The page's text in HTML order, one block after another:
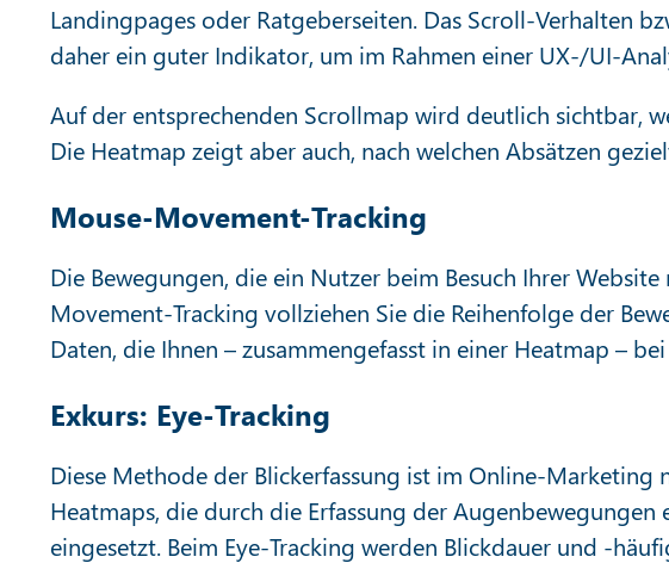
Landingpages oder Ratgeberseiten. Das Scroll-Verhalten
daher ein guter Indikator, um im Rahmen einer UX-/UI-
Auf der entsprechenden Scrollmap wird deutlich sichtbar,
Die Heatmap zeigt aber auch, nach welchen Absätzen
Mouse-Movement-Tracking
Die Bewegungen, die ein Nutzer beim Besuch Ihrer
Movement-Tracking vollziehen Sie die Reihenfolge der
Daten, die Ihnen – zusammengefasst in einer Heatmap –
Exkurs: Eye-Tracking
Diese Methode der Blickerfassung ist im Online-Marketing
Heatmaps, die durch die Erfassung der
eingesetzt. Beim Eye-Tracking werden Blickdauer und -